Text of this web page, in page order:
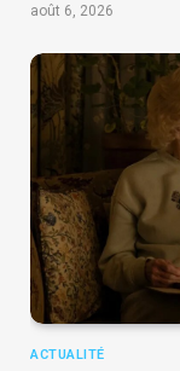
août 6, 2026
ACTUALITÉ